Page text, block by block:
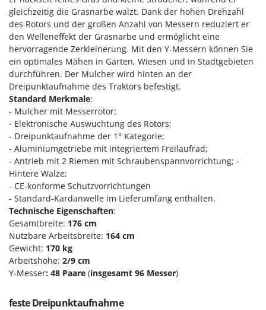
Kettensägen
Kippbare Heckschaufeln für Traktoren
Klimaanlagen – Klimageräte
Knetmaschinen
Knochensägen
Kompressoren - elektrisch
Kompressoren für Ernte und Baumschnitt
Kreiseleggen
Küchenreiben - elektrisch
Kükenaufzuchtboxen
L
Laderampe aus Aluminium
Laubsauger - Laubbläser
Laubsauger auf Rädern
Luftentfeuchter
Luftkühler mit Wasserverdunstung
Dominion
Dreame
E
Echo
EcoFlow
Edilmark
Effeuno
Einhell
Elegen
Energy Gruppi
Enotecnica Pillan
Eschenfelder
EuroMech
Eurosystems
F
Fama Industrie
gleichzeitig die Grasnarbe walzt. Dank der hohen Drehzahl
des Rotors und der großen Anzahl von Messern reduziert er
den Welleneffekt der Grasnarbe und ermöglicht eine
hervorragende Zerkleinerung. Mit den Y-Messern können Sie
ein optimales Mähen in Gärten, Wiesen und in Stadtgebieten
durchführen. Der Mulcher wird hinten an der
Dreipunktaufnahme des Traktors befestigt.
Standard Merkmale:
- Mulcher mit Messerrotor;
- Elektronische Auswuchtung des Rotors;
- Dreipunktaufnahme der 1° Kategorie;
- Aluminiumgetriebe mit integriertem Freilaufrad;
- Antrieb mit 2 Riemen mit Schraubenspannvorrichtung; -
Hintere Walze;
- CE-konforme Schutzvorrichtungen
- Standard-Kardanwelle im Lieferumfang enthalten.
Technische Eigenschaften:
Gesamtbreite: 176 cm
Nutzbare Arbeitsbreite: 164 cm
Gewicht: 170 kg
Arbeitshöhe: 2/9 cm
Y-Messer: 48 Paare (insgesamt 96 Messer)
feste Dreipunktaufnahme